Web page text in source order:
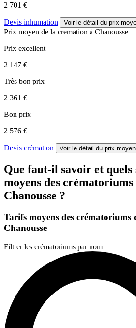
2 701 €
Devis inhumation Voir le détail du prix
Prix moyen de la cremation à Chanousse
Prix excellent
2 147 €
Très bon prix
2 361 €
Bon prix
2 576 €
Devis crémation Voir le détail du prix
Que faut-il savoir et quels
moyens des
Chanousse ?
Tarifs moyens des crématoriums
Chanousse
Filtrer les crématoriums par nom